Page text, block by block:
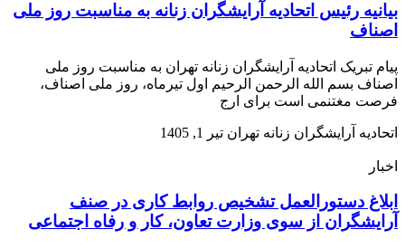
بیانیه رئیس اتحادیه آرایشگران زنانه به مناسبت روز ملی
اصناف
پیام تبریک اتحادیه آرایشگران زنانه تهران به مناسبت روز ملی
اصناف بسم الله الرحمن الرحیم اول تیرماه، روز ملی اصناف،
فرصت مغتنمی است برای ارج
اتحادیه آرایشگران زنانه تهران تیر 1, 1405
اخبار
ابلاغ دستورالعمل تشخیص روابط کاری در صنف
آرایشگران از سوی وزارت تعاون، کار و رفاه اجتماعی